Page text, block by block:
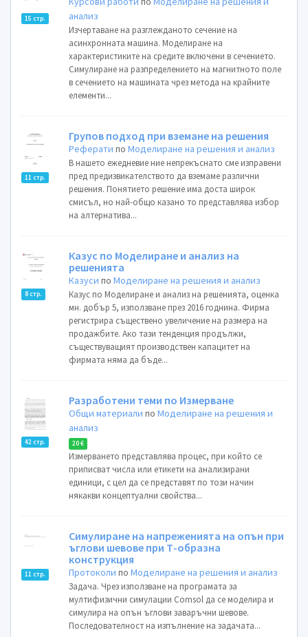
15 стр.
анализ
Изчертаване на разглежданото сечение на
асинхронната машина. Моделиране на
характеристиките на средите включени в сечението.
Симулиране на разпределението на магнитното поле
в сечението на машината чрез метода на крайните
елементи...
11 стр.
Групов подход при вземане на решения
Реферати поМоделиране на решения и анализ
В нашето ежедневие ние непрекъснато сме изправени
пред предизвикателството да вземаме различни
решения. Понятието решение има доста широк
смисъл, но най-общо казано то представлява избор
на алтернатива...
8 стр.
Казус по Моделиране и анализ на
решенията
Казуси поМоделиране на решения и анализ
Казус по Моделиране и анализ на решенията, оценка
мн. добър 5, използване през 2016 годнина. Фирма
регистрира съществено увеличение на размера на
продажбите. Ако тази тенденция продължи,
съществуващият производствен капацитет на
фирмата няма да бъде...
42 стр.
Разработени теми по Измерване
Общи материали поМоделиране на решения и
анализ
20 €
Измерването представлява процес, при който се
приписват числа или етикети на анализирани
единици, с цел да се представят по този начин
някакви концептуални свойства...
11 стр.
Симулиране на напреженията на опън при
ъглови шевове при Т-образна
конструкция
Протоколи поМоделиране на решения и анализ
Задача. Чрез използване на програмата за
мултифизични симулации Comsol да се моделира и
симулира на опън ъглови заваръчни шевове.
Последователност на изпълнение на задачата...